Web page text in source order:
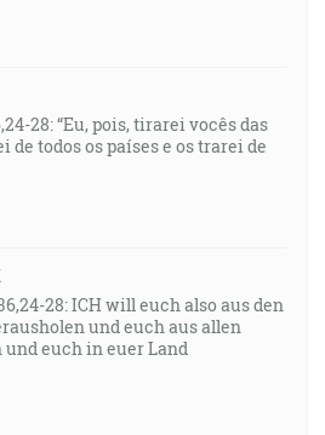
na svoju tvár a smial sa a
Či azda storočnému sa
ktorá má deväťdesiat rokov,
sama v sebe a riekla: Či keď som
mi rozkoš? A môj pán je tiež už
k tebe podľa času života,
28: “Eu, pois, tirarei vocês das
de todos os países e os trarei de
28: ICH will euch also aus den
und euch aus allen
euch in euer Land